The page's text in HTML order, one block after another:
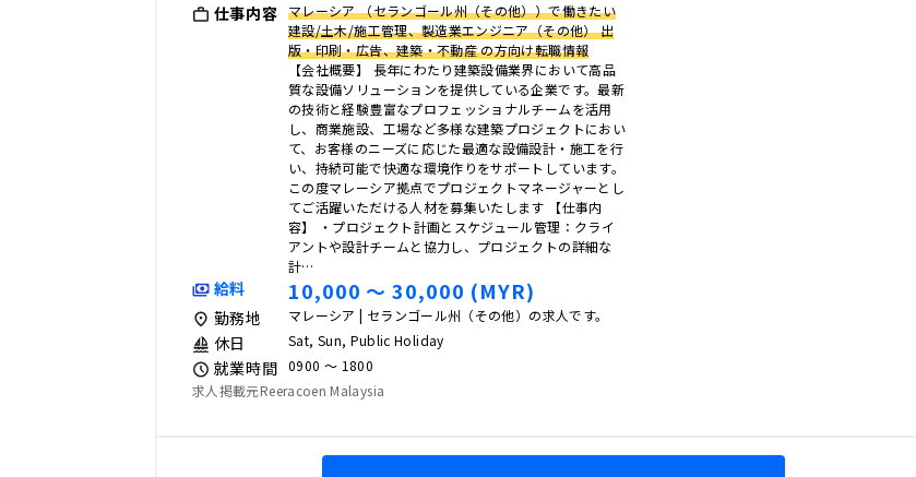
仕事内容 マレーシア （セランゴール州（その他））で働きたい
建設/土木/施工管理、製造業エンジニア（その他） 出
版・印刷・広告、建築・不動産 の方向け転職情報
【会社概要】 長年にわたり建築設備業界において高品
質な設備ソリューションを提供している企業です。最新
の技術と経験豊富なプロフェッショナルチームを活用
し、商業施設、工場など多様な建築プロジェクトにおい
て、お客様のニーズに応じた最適な設備設計・施工を行
い、持続可能で快適な環境作りをサポートしています。
この度マレーシア拠点でプロジェクトマネージャーとし
てご活躍いただける人材を募集いたします 【仕事内
容】 ・プロジェクト計画とスケジュール管理：クライ
アントや設計チームと協力し、プロジェクトの詳細な
計…
給料 10,000 〜 30,000 (MYR)
勤務地 マレーシア | セランゴール州（その他）の求人です。
休日 Sat, Sun, Public Holiday
就業時間 0900 〜 1800
求人掲載元Reeracoen Malaysia